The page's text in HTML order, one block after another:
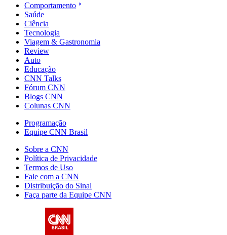
Comportamento
Saúde
Ciência
Tecnologia
Viagem & Gastronomia
Review
Auto
Educação
CNN Talks
Fórum CNN
Blogs CNN
Colunas CNN
Programação
Equipe CNN Brasil
Sobre a CNN
Política de Privacidade
Termos de Uso
Fale com a CNN
Distribuição do Sinal
Faça parte da Equipe CNN